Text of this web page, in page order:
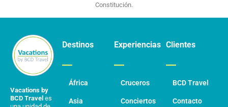
Constitución.
Vacations by
BCD Travel es
Destinos
África
Asia
Experiencias
Cruceros
Conciertos
Clientes
BCD Travel
Contacto